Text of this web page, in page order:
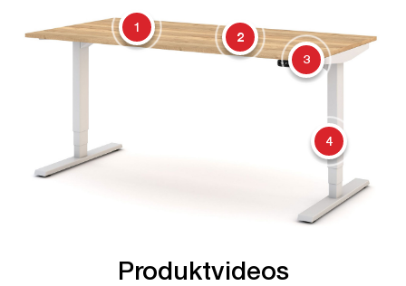
1
2
3
4
Produktvideos